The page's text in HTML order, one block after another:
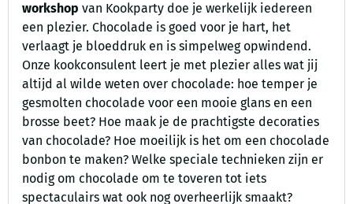
workshopvan Kookparty doe je werkelijk iedereen
een plezier. Chocolade is goed voor je hart, het
verlaagt je bloeddruk en is simpelweg opwindend.
Onze kookconsulent leert je met plezier alles wat jij
altijd al wilde weten over chocolade: hoe temper je
gesmolten chocolade voor een mooie glans en een
brosse beet? Hoe maak je de prachtigste decoraties
van chocolade? Hoe moeilijk is het om een chocolade
bonbon te maken? Welke speciale technieken zijn er
nodig om chocolade om te toveren tot iets
spectaculairs wat ook nog overheerlijk smaakt?